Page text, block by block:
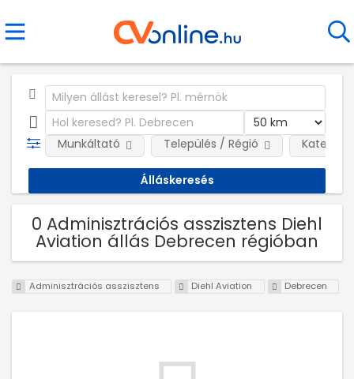
Munkáltató Település / Régió
0 Adminisztrációs asszisztens Diehl
Aviation állás Debrecen régióban
Adminisztrációs asszisztens Diehl Aviation Debrecen